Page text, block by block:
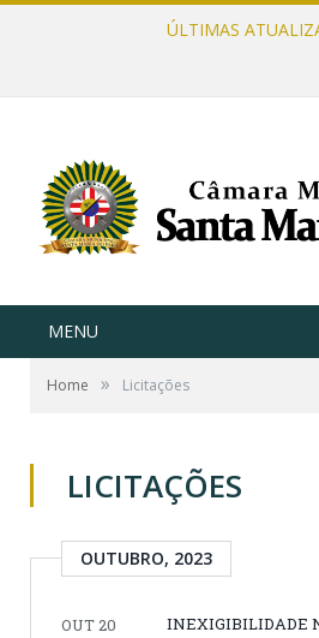
ÚLTIMAS
MENU
Home » Licitações
LICITAÇÕES
OUTUBRO, 2023
OUT 20
INEXIGIBILIDADE